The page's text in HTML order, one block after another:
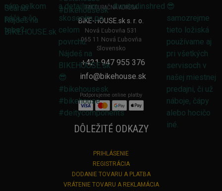
FAKTURAČNÁ ADRESA
BIKE-HOUSE.sk s. r. o.
Nová Ľubovňa 531
065 11 Nová Ľubovňa
Slovensko
+421 947 955 376
info@bikehouse.sk
Podporujeme online platby
DÔLEŽITÉ ODKAZY
PRIHLÁSENIE
REGISTRÁCIA
DODANIE TOVARU A PLATBA
VRÁTENIE TOVARU A REKLAMÁCIA